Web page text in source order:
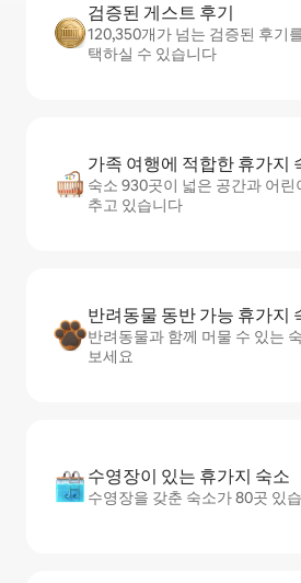
검증된 게스트 후기
120,350개가 넘는 검증된 후기
택하실 수 있습니다
가족 여행에 적합한 휴가지
숙소 930곳이 넓은 공간과 어
추고 있습니다
반려동물 동반 가능 휴가지
반려동물과 함께 머물 수 있는
보세요
수영장이 있는 휴가지 숙소
수영장을 갖춘 숙소가 80곳 있